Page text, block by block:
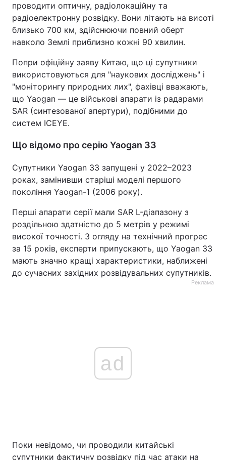
проводити оптичну, радіолокаційну та
радіоелектронну розвідку. Вони літають на висоті
близько 700 км, здійснюючи повний оберт
навколо Землі приблизно кожні 90 хвилин.
Попри офіційну заяву Китаю, що ці супутники
використовуються для "наукових досліджень" і
"моніторингу природних лих", фахівці вважають,
що Yaogan — це військові апарати із радарами
SAR (синтезованої апертури), подібними до
систем ICEYE.
Що відомо про серію Yaogan 33
Супутники Yaogan 33 запущені у 2022–2023
роках, замінивши старіші моделі першого
покоління Yaogan-1 (2006 року).
Перші апарати серії мали SAR L-діапазону з
роздільною здатністю до 5 метрів у режимі
високої точності. З огляду на технічний прогрес
за 15 років, експерти припускають, що Yaogan 33
мають значно кращі характеристики, наближені
до сучасних західних розвідувальних супутників.
Реклама
ad
Поки невідомо, чи проводили китайські
супутники фактичну розвідку під час атаки на